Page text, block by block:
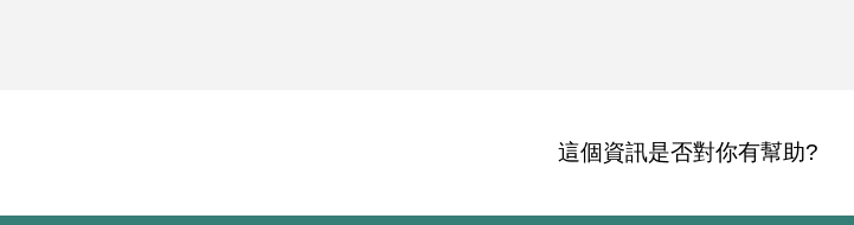
這個資訊是否對你有幫助?